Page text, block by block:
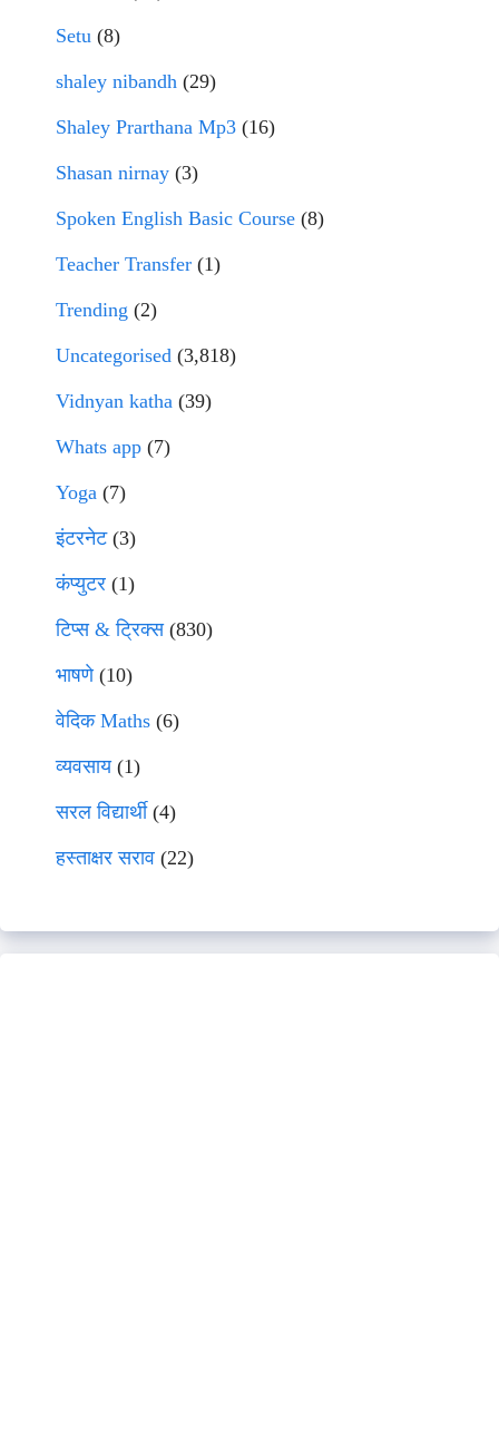
Setu (8)
shaley nibandh (29)
Shaley Prarthana Mp3 (16)
Shasan nirnay (3)
Spoken English Basic Course (8)
Teacher Transfer (1)
Trending (2)
Uncategorised (3,818)
Vidnyan katha (39)
Whats app (7)
Yoga (7)
इंटरनेट(3)
कंप्युटर (1)
टिप्स & ट्रिक्स(830)
भाषणे(10)
वेदिक Maths (6)
व्यवसाय(1)
सरल विद्यार्थी(4)
हस्ताक्षर सराव (22)